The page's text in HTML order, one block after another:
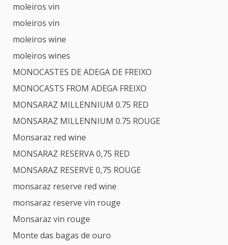
moleiros vin
moleiros vin
moleiros wine
moleiros wines
MONOCASTES DE ADEGA DE FREIXO
MONOCASTS FROM ADEGA FREIXO
MONSARAZ MILLENNIUM 0.75 RED
MONSARAZ MILLENNIUM 0.75 ROUGE
Monsaraz red wine
MONSARAZ RESERVA 0,75 RED
MONSARAZ RESERVE 0,75 ROUGE
monsaraz reserve red wine
monsaraz reserve vin rouge
Monsaraz vin rouge
Monte das bagas de ouro